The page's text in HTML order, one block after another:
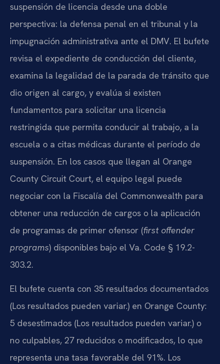
suspensión de licencia desde una doble
perspectiva: la defensa penal en el tribunal y la
impugnación administrativa ante el DMV. El bufete
revisa el expediente de conducción del cliente,
examina la legalidad de la parada de tránsito que
dio origen al cargo, y evalúa si existen
fundamentos para solicitar una licencia
restringida que permita conducir al trabajo, a la
escuela o a citas médicas durante el período de
suspensión. En los casos que llegan al Orange
County Circuit Court, el equipo legal puede
negociar con la Fiscalía del Commonwealth para
obtener una reducción de cargos o la aplicación
de programas de primer ofensor (first offender
programs) disponibles bajo el Va. Code § 19.2-
303.2.
El bufete cuenta con 35 resultados documentados
(Los resultados pueden variar.) en Orange County:
5 desestimados (Los resultados pueden variar.) o
no culpables, 27 reducidos o modificados, lo que
representa una tasa favorable del 91%. Los